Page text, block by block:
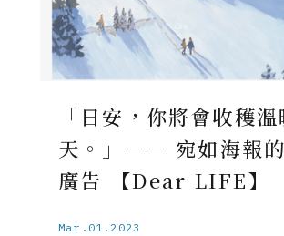
「日安，你將會收穫
天。」── 宛如海報
廣告 【Dear LIFE】
Mar.01.2023